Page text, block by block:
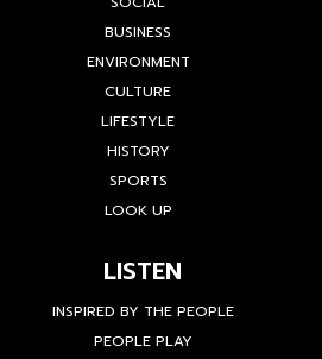
BUSINESS
ENVIRONMENT
CULTURE
LIFESTYLE
HISTORY
SPORTS
LOOK UP
LISTEN
INSPIRED BY THE PEOPLE
PEOPLE PLAY